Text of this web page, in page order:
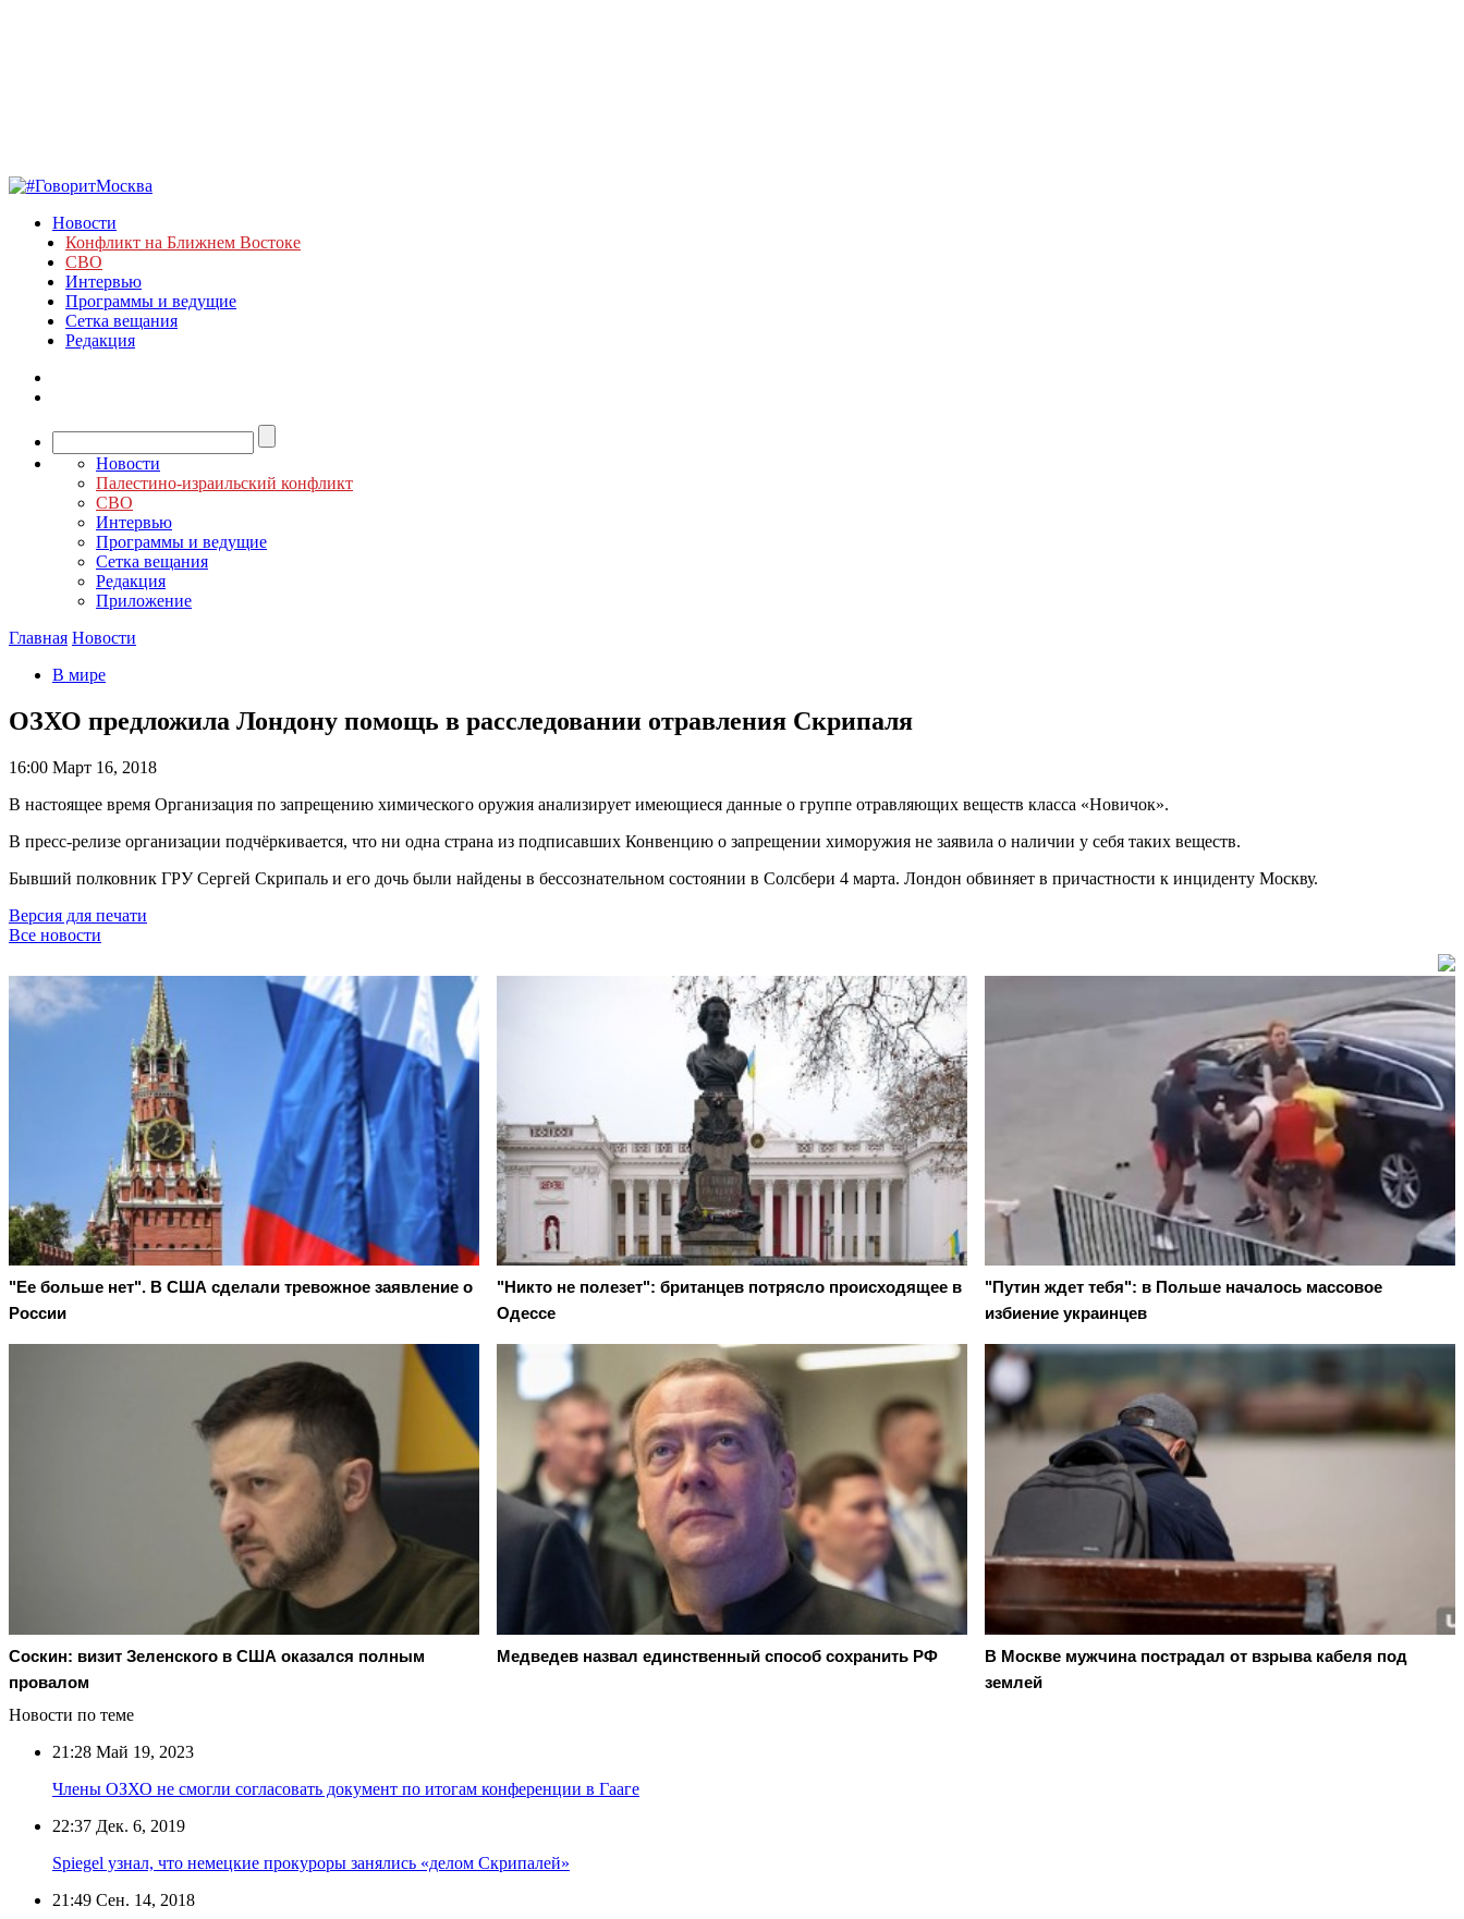
Новости
Конфликт на Ближнем Востоке
СВО
Интервью
Программы и ведущие
Сетка вещания
Редакция
Новости
Палестино-израильский конфликт
СВО
Интервью
Программы и ведущие
Сетка вещания
Редакция
Приложение
Главная Новости
В мире
ОЗХО предложила Лондону помощь в расследовании отравления Скрипаля
16:00 Март 16, 2018
В настоящее время Организация по запрещению химического оружия анализирует имеющиеся данные о группе отравляющих веществ класса «Новичок».
В пресс-релизе организации подчёркивается, что ни одна страна из подписавших Конвенцию о запрещении химоружия не заявила о наличии у себя таких веществ.
Бывший полковник ГРУ Сергей Скрипаль и его дочь были найдены в бессознательном состоянии в Солсбери 4 марта. Лондон обвиняет в причастности к инциденту Москву.
Версия для печати
Все новости
"Ее больше нет". В США сделали тревожное заявление о
России
"Никто не полезет": британцев потрясло происходящее в
Одессе
"Путин ждет тебя": в Польше началось массовое
избиение украинцев
Соскин: визит Зеленского в США оказался полным
провалом
Медведев назвал единственный способ сохранить РФ
В Москве мужчина пострадал от взрыва кабеля под
землей
Новости по теме
21:28 Май 19, 2023
Члены ОЗХО не смогли согласовать документ по итогам конференции в Гааге
22:37 Дек. 6, 2019
Spiegel узнал, что немецкие прокуроры занялись «делом Скрипалей»
21:49 Сен. 14, 2018